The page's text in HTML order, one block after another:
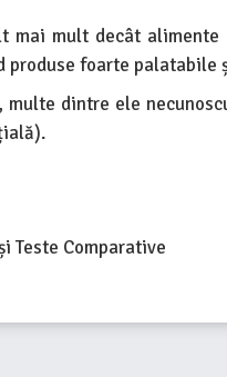
mai mult decât
foarte palatabile
multe dintre ele
Teste Comparative